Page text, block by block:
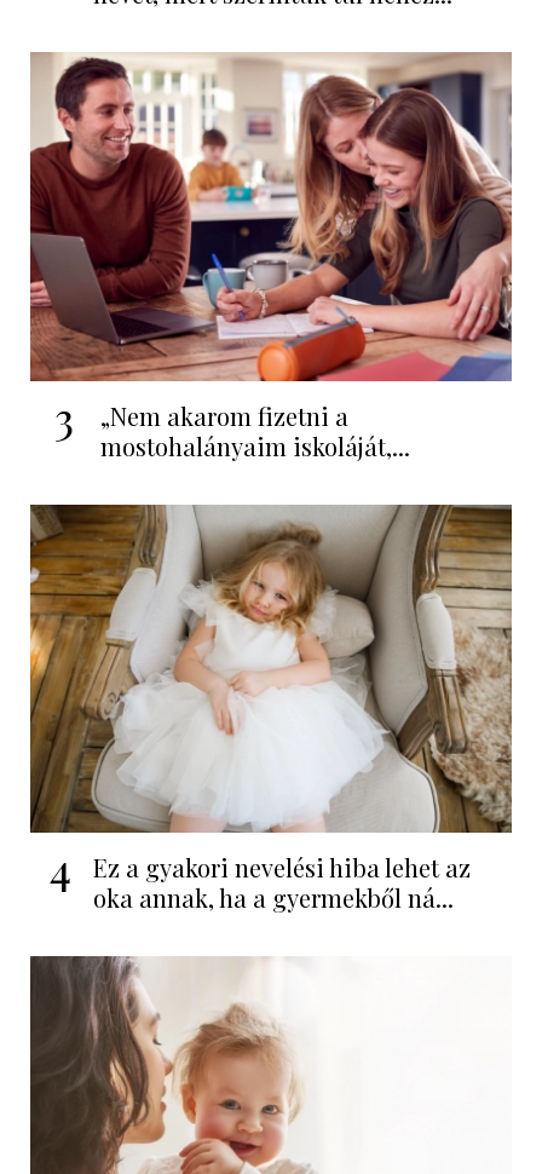
3
„Nem akarom fizetni a
mostohalányaim iskoláját,...
4
Ez a gyakori nevelési hiba lehet az
oka annak, ha a gyermekből ná...